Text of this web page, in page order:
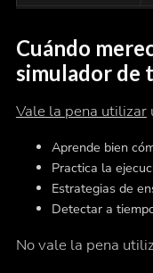
Cuándo
simulador de
Vale la pena utilizar
Aprende bien
Practica la
Estrategias de
Detectar a
No vale la pena